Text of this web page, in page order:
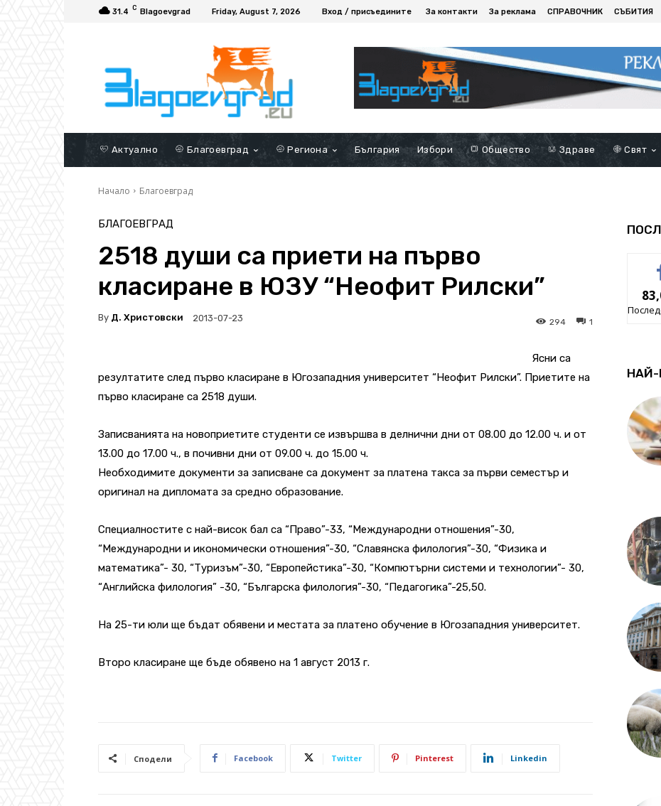
31.4 C Blagoevgrad Friday, August 7, 2026 Вход / присъедините За контакти За реклама СПРАВОЧНИК СЪБИТИЯ
Актуално Благоевград Региона България Избори Общество Здраве Свят
Начало Благоевград
БЛАГОЕВГРАД
2518 души са приети на първо
класиране в ЮЗУ “Неофит Рилски”
By Д. Христовски 2013-07-23 1
294
Ясни са
резултатите след първо класиране в Югозападния университет “Неофит Рилски”. Приетите на
първо класиране са 2518 души.
Записванията на новоприетите студенти се извършва в делнични дни от 08.00 до 12.00 ч. и от
13.00 до 17.00 ч., в почивни дни от 09.00 ч. до 15.00 ч.
Необходимите документи за записване са документ за платена такса за първи семестър и
оригинал на дипломата за средно образование.
Специалностите с най-висок бал са “Право”-33, “Международни отношения”-30,
“Международни и икономически отношения”-30, “Славянска филология”-30, “Физика и
математика”- 30, “Туризъм”-30, “Европейстика”-30, “Компютърни системи и технологии”- 30,
“Английска филология” -30, “Българска филология”-30, “Педагогика”-25,50.
На 25-ти юли ще бъдат обявени и местата за платено обучение в Югозападния университет.
Второ класиране ще бъде обявено на 1 август 2013 г.
Сподели Facebook Twitter Pinterest Linkedin
НАЙ-